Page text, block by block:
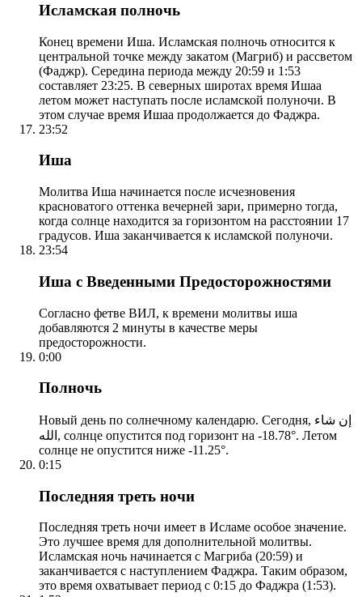
Исламская полночь
Конец времени Иша. Исламская полночь относится к
центральной точке между закатом (Магриб) и рассветом
(Фаджр). Середина периода между 20:59 и 1:53
составляет 23:25. В северных широтах время Ишаа
летом может наступать после исламской полуночи. В
этом случае время Ишаа продолжается до Фаджра.
23:52
Иша
Молитва Иша начинается после исчезновения
красноватого оттенка вечерней зари, примерно тогда,
когда солнце находится за горизонтом на расстоянии 17
градусов. Иша заканчивается к исламской полуночи.
23:54
Иша с Введенными Предосторожностями
Согласно фетве ВИЛ, к времени молитвы иша
добавляются 2 минуты в качестве меры
предосторожности.
0:00
Полночь
Новый день по солнечному календарю. Сегодня, إن شاء
الله, солнце опустится под горизонт на -18.78°. Летом
солнце не опустится ниже -11.25°.
0:15
Последняя треть ночи
Последняя треть ночи имеет в Исламе особое значение.
Это лучшее время для дополнительной молитвы.
Исламская ночь начинается с Магриба (20:59) и
заканчивается с наступлением Фаджра. Таким образом,
это время охватывает период с 0:15 до Фаджра (1:53).